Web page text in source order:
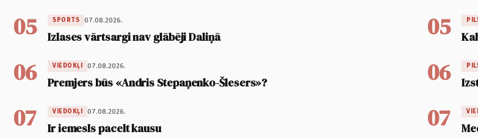
05 SPORTS 07.08.2026.
Izlases vārtsargi nav glābēji Daliņā
06 VIEDOKĻI 07.08.2026.
Premjers būs «Andris Stepaņenko-Šlesers»?
07 VIEDOKĻI 07.08.2026.
Ir iemesls pacelt kausu
05
06
07